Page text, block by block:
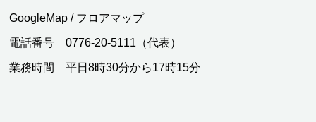
GoogleMap / フロアマップ
電話番号 0776-20-5111（代表）
業務時間 平日8時30分から17時15分